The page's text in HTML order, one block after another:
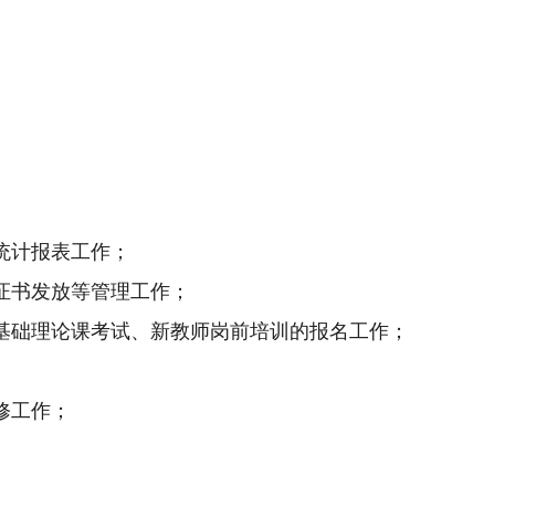
报表工作；
发放等管理工作；
理论课考试、新教师岗前培训的报名工作；
作；